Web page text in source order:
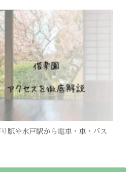
駅や水戸駅から電車・車・バス